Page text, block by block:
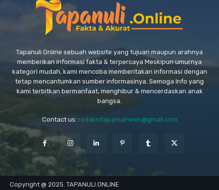
Tapanuli Online sebuah website yang tujuan maupun arahnya
memberikan informasi fakta & terpercaya Meskipun umurnya
kategori mudah, kami mencoba memberitakan informasi dengan
tetap mencantumkan sumber informasinya. Semoga Info yang
kami terbitkan bermanfaat, menghibur & mencerdaskan anak
bangsa.
Contact us: redaksitapanulinews@gmail.com
Copyright @ 2025. TAPANULI.ONLINE